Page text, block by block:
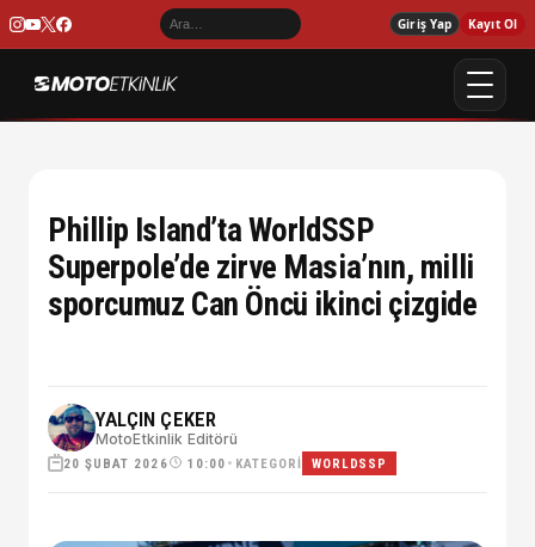
Giriş Yap Kayıt Ol
Phillip Island’ta WorldSSP
Superpole’de zirve Masia’nın, milli
sporcumuz Can Öncü ikinci çizgide
YALÇIN ÇEKER
MotoEtkinlik Editörü
20 ŞUBAT 2026 10:00 • KATEGORI WORLDSSP